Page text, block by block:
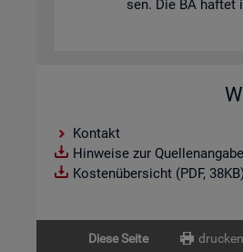
sen. Die BA haf­tet
Kontakt
Hinweise zur
Kostenübersicht (PDF, 38KB)
Diese Seite drucken